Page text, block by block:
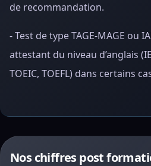
de recommandation.
- Test de type TAGE-MAGE ou
attestant du niveau d’anglais
TOEIC, TOEFL) dans certains
Nos chiffres post